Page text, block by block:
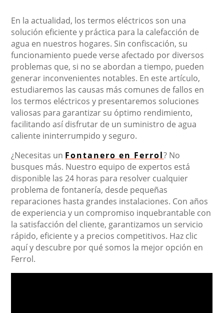
En la actualidad, los termos eléctricos son una
solución eficiente y práctica para la calefacción de
agua en nuestros hogares. Sin confiscación, su
funcionamiento puede verse afectado por diversos
problemas que, si no se abordan a tiempo, pueden
generar inconvenientes notables. En este artículo,
estudiaremos las causas más comunes de fallos en
los termos eléctricos y presentaremos soluciones
valiosas para garantizar su óptimo rendimiento,
facilitando así disfrutar de un suministro de agua
caliente ininterrumpido y seguro.
¿Necesitas un Fontanero en Ferrol? No
busques más. Nuestro equipo de expertos está
disponible las 24 horas para resolver cualquier
problema de fontanería, desde pequeñas
reparaciones hasta grandes instalaciones. Con años
de experiencia y un compromiso inquebrantable con
la satisfacción del cliente, garantizamos un servicio
rápido, eficiente y a precios competitivos. Haz clic
aquí y descubre por qué somos la mejor opción en
Ferrol.